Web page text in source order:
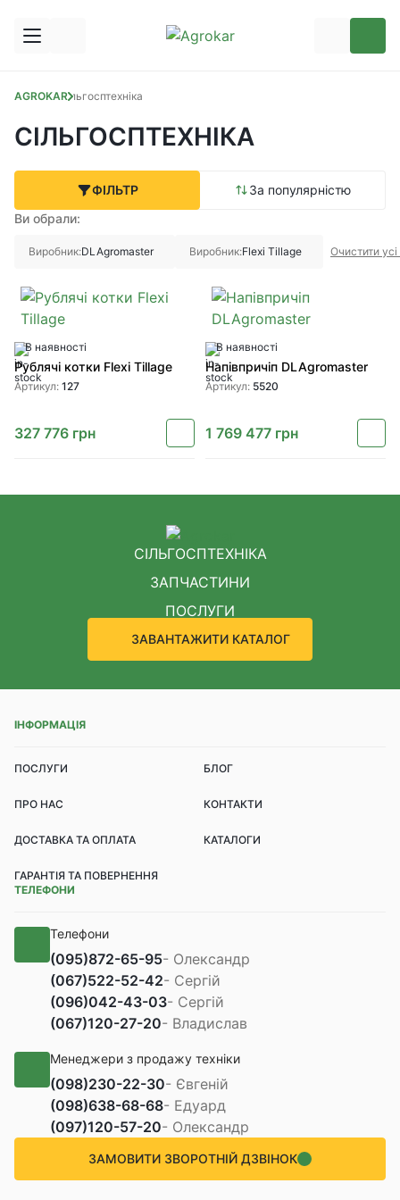
AGROKARСільгосптехніка
СІЛЬГОСПТЕХНІКА
ФІЛЬТР
За популярністю
Ви обрали:
Виробник:DLAgromaster Виробник:Flexi Tillage Очистити усі
В наявності
Рублячі котки Flexi Tillage
Артикул: 127
327 776 грн
В наявності
Напівпричіп DLAgromaster
Артикул: 5520
1 769 477 грн
СІЛЬГОСПТЕХНІКА
ЗАПЧАСТИНИ
ПОСЛУГИ
ЗАВАНТАЖИТИ КАТАЛОГ
ІНФОРМАЦІЯ
ПОСЛУГИ БЛОГ
ПРО НАС КОНТАКТИ
ДОСТАВКА ТА ОПЛАТА КАТАЛОГИ
ГАРАНТІЯ ТА ПОВЕРНЕННЯ
ТЕЛЕФОНИ
Телефони
(095)872-65-95- Олександр
(067)522-52-42- Сергій
(096)042-43-03- Сергій
(067)120-27-20- Владислав
Менеджери з продажу техніки
(098)230-22-30- Євгеній
(098)638-68-68- Едуард
(097)120-57-20- Олександр
ЗАМОВИТИ ЗВОРОТНІЙ ДЗВІНОК